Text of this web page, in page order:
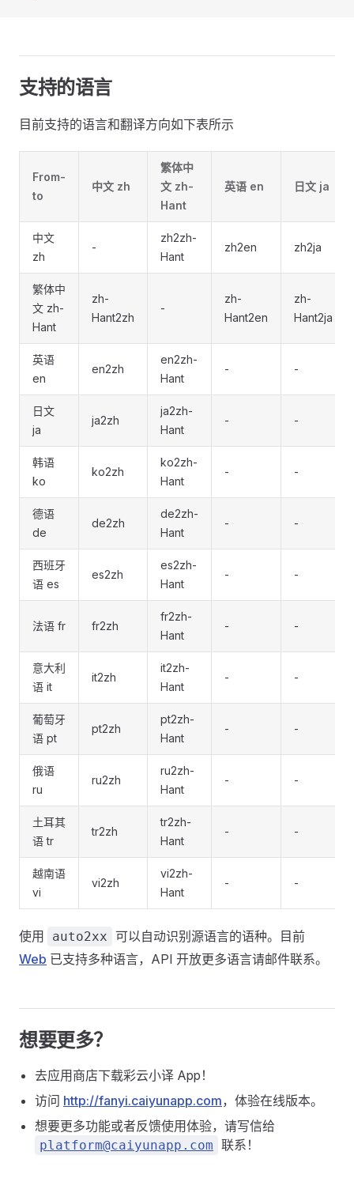
支持的语言
目前支持的语言和翻译方向如下表所示
From-
to
中文 zh
繁体中
文 zh-
Hant
英语 en 日文 ja
中文
zh
-
zh2zh-
Hant
zh2en zh2ja
繁体中
文 zh-
Hant
zh-
Hant2zh
-
zh-
Hant2en
zh-
Hant2ja
英语
en
en2zh
en2zh-
Hant
- -
日文
ja
ja2zh
ja2zh-
Hant
- -
韩语
ko
ko2zh
ko2zh-
Hant
- -
德语
de
de2zh
de2zh-
Hant
- -
西班牙
语 es
es2zh
es2zh-
Hant
- -
法语 fr fr2zh
fr2zh-
Hant
- -
意大利
语 it
it2zh
it2zh-
Hant
- -
葡萄牙
语 pt
pt2zh
pt2zh-
Hant
- -
俄语
ru
ru2zh
ru2zh-
Hant
- -
土耳其
语 tr
tr2zh
tr2zh-
Hant
- -
越南语
vi
vi2zh
vi2zh-
Hant
- -
使用 auto2xx
可以自动识别源语言的语种。目前
Web 已支持多种语言，API 开放更多语言请邮件联系。
想要更多？
去应用商店下载彩云小译 App！
访问 http://fanyi.caiyunapp.com，体验在线版本。
想要更多功能或者反馈使用体验，请写信给
platform@caiyunapp.com 联系！